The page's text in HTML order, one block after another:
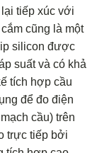
tiếp xúc với
cũng là một
silicon được
suất và có khả
tích hợp cầu
để đo điện
cầu) trên
trực tiếp bởi